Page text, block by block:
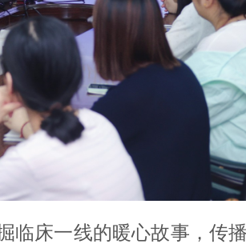
床一线的暖心故事，传